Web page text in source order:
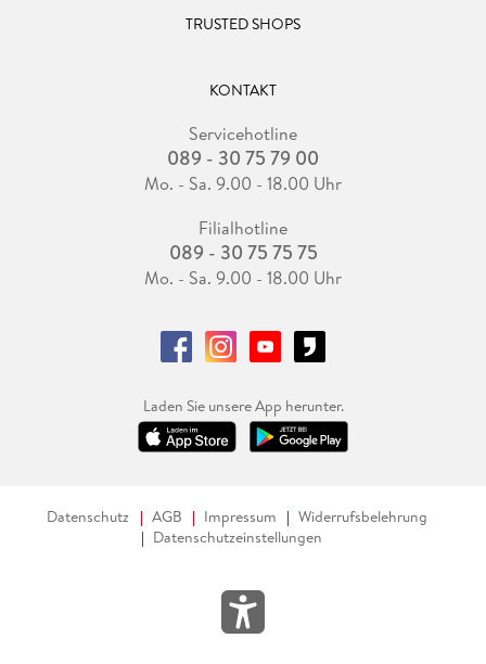
TRUSTED SHOPS
KONTAKT
Servicehotline
089 - 30 75 79 00
Mo. - Sa. 9.00 - 18.00 Uhr
Filialhotline
089 - 30 75 75 75
Mo. - Sa. 9.00 - 18.00 Uhr
Laden Sie unsere App herunter.
Datenschutz AGB Impressum
Widerrufsbelehrung
Datenschutzeinstellungen